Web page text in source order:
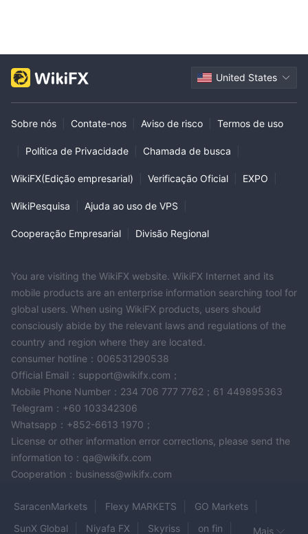
United States
Sobre nós Contate-nos Aviso de risco Termos de uso
Política de Privacidade Chamada de busca
WikiFX(Edição empresarial) Verificação Oficial EXPO
WikiPesquisa Ajuda ao uso de VPS
Cooperação Empresarial Divisão Regional
You are visiting the WikiFX website. WikiFX Internet and its
mobile products are an enterprise information searching tool for
global users. When using WikiFX products, users should
consciously abide by the relevant laws and regulations of the
country and region where they are located.
consumer hotline：006531290538
Official Email：support@wikifx.com；
Mobile Phone Number：234 706 777 7762；61 449895363
Telegram：+60 103342306
Whatsapp：+852-6613 1970；
License or other information error corrections, please send the
information to：qa@wikifx.com
Cooperation：business@wikifx.com
SaracenMarkets Flexy MARKETS
GO Markets
SunX Global
Niyafa FX Skyriss on fin Mais